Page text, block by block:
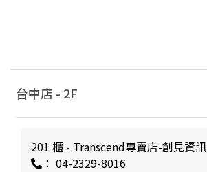
台中店 - 2F
201 櫃 - Transcend專賣店-創見資訊
： 04-2329-8016